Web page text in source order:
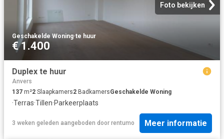
Foto bekijken
Geschakelde Woning·te huur
€ 1.400
Duplex te huur
Anvers
137 m²2 Slaapkamers2 BadkamersGeschakelde Woning
·Terras·Tillen·Parkeerplaats
3 weken geleden aangeboden door rentumo Meer informatie